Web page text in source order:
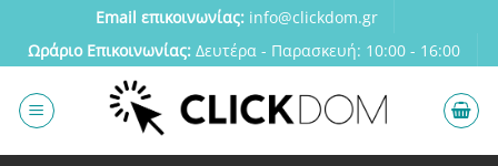
περιεχόμενο
Email επικοινωνίας: info@clickdom.gr
Ωράριο Eπικοινωνίας: Δευτέρα - Παρασκευή: 10:00 - 16:00